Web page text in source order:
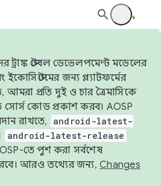
স্টেবল ডেভেলপমেন্ট মডেলের
জন্য প্ল্যাটফর্মের
আমরা প্রতি দুই ও চার ত্রৈমাসিকে
কোড প্রকাশ করব। AOSP
রাখতে,
android-latest-
android-latest-release
AOSP-তে পুশ করা সর্বশেষ
আরও তথ্যের জন্য, Changes